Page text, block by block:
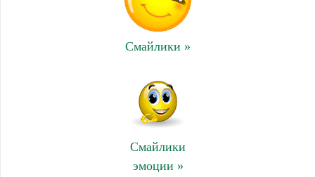
Смайлики »
Смайлики
эмоции »